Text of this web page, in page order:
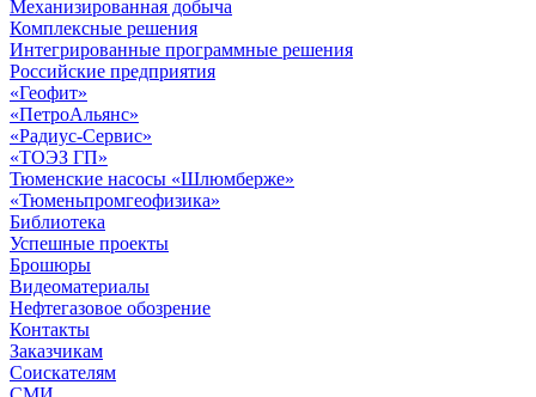
Механизированная добыча
Комплексные решения
Интегрированные программные решения
Российские предприятия
«Геофит»
«ПетроАльянс»
«Радиус-Сервис»
«ТОЭЗ ГП»
Тюменские насосы «Шлюмберже»
«Тюменьпромгеофизика»
Библиотека
Успешные проекты
Брошюры
Видеоматериалы
Нефтегазовое обозрение
Контакты
Заказчикам
Соискателям